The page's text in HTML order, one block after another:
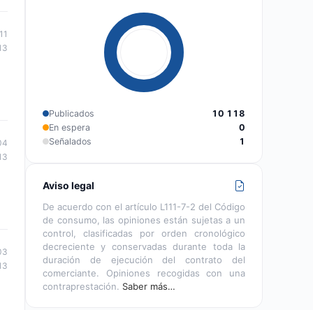
Publicados
10 118
En espera
0
Señalados
1
Aviso legal
De acuerdo con el artículo L111-7-2 del Código
de consumo, las opiniones están sujetas a un
control, clasificadas por orden cronológico
decreciente y conservadas durante toda la
duración de ejecución del contrato del
comerciante. Opiniones recogidas con una
contraprestación. Saber más…